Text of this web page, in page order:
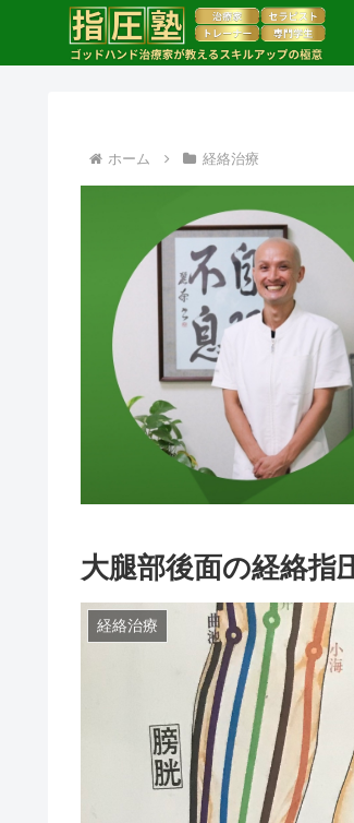
ホーム 経絡治療
大腿部後面の経絡指
経絡治療